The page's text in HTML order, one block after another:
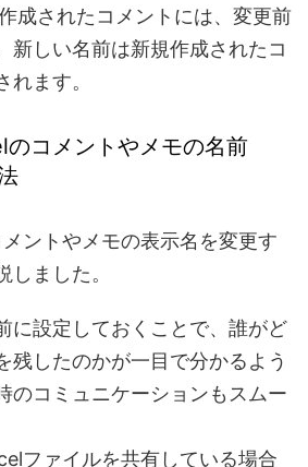
成されたコメントには、変更前
新しい名前は新規作成されたコ
れます。
のコメントやメモの名前
ントやメモの表示名を変更す
しました。
に設定しておくことで、 誰がど
残したのかが一目で分かるよう
のコミュニケーションもスムー
ファイルを共有している場合